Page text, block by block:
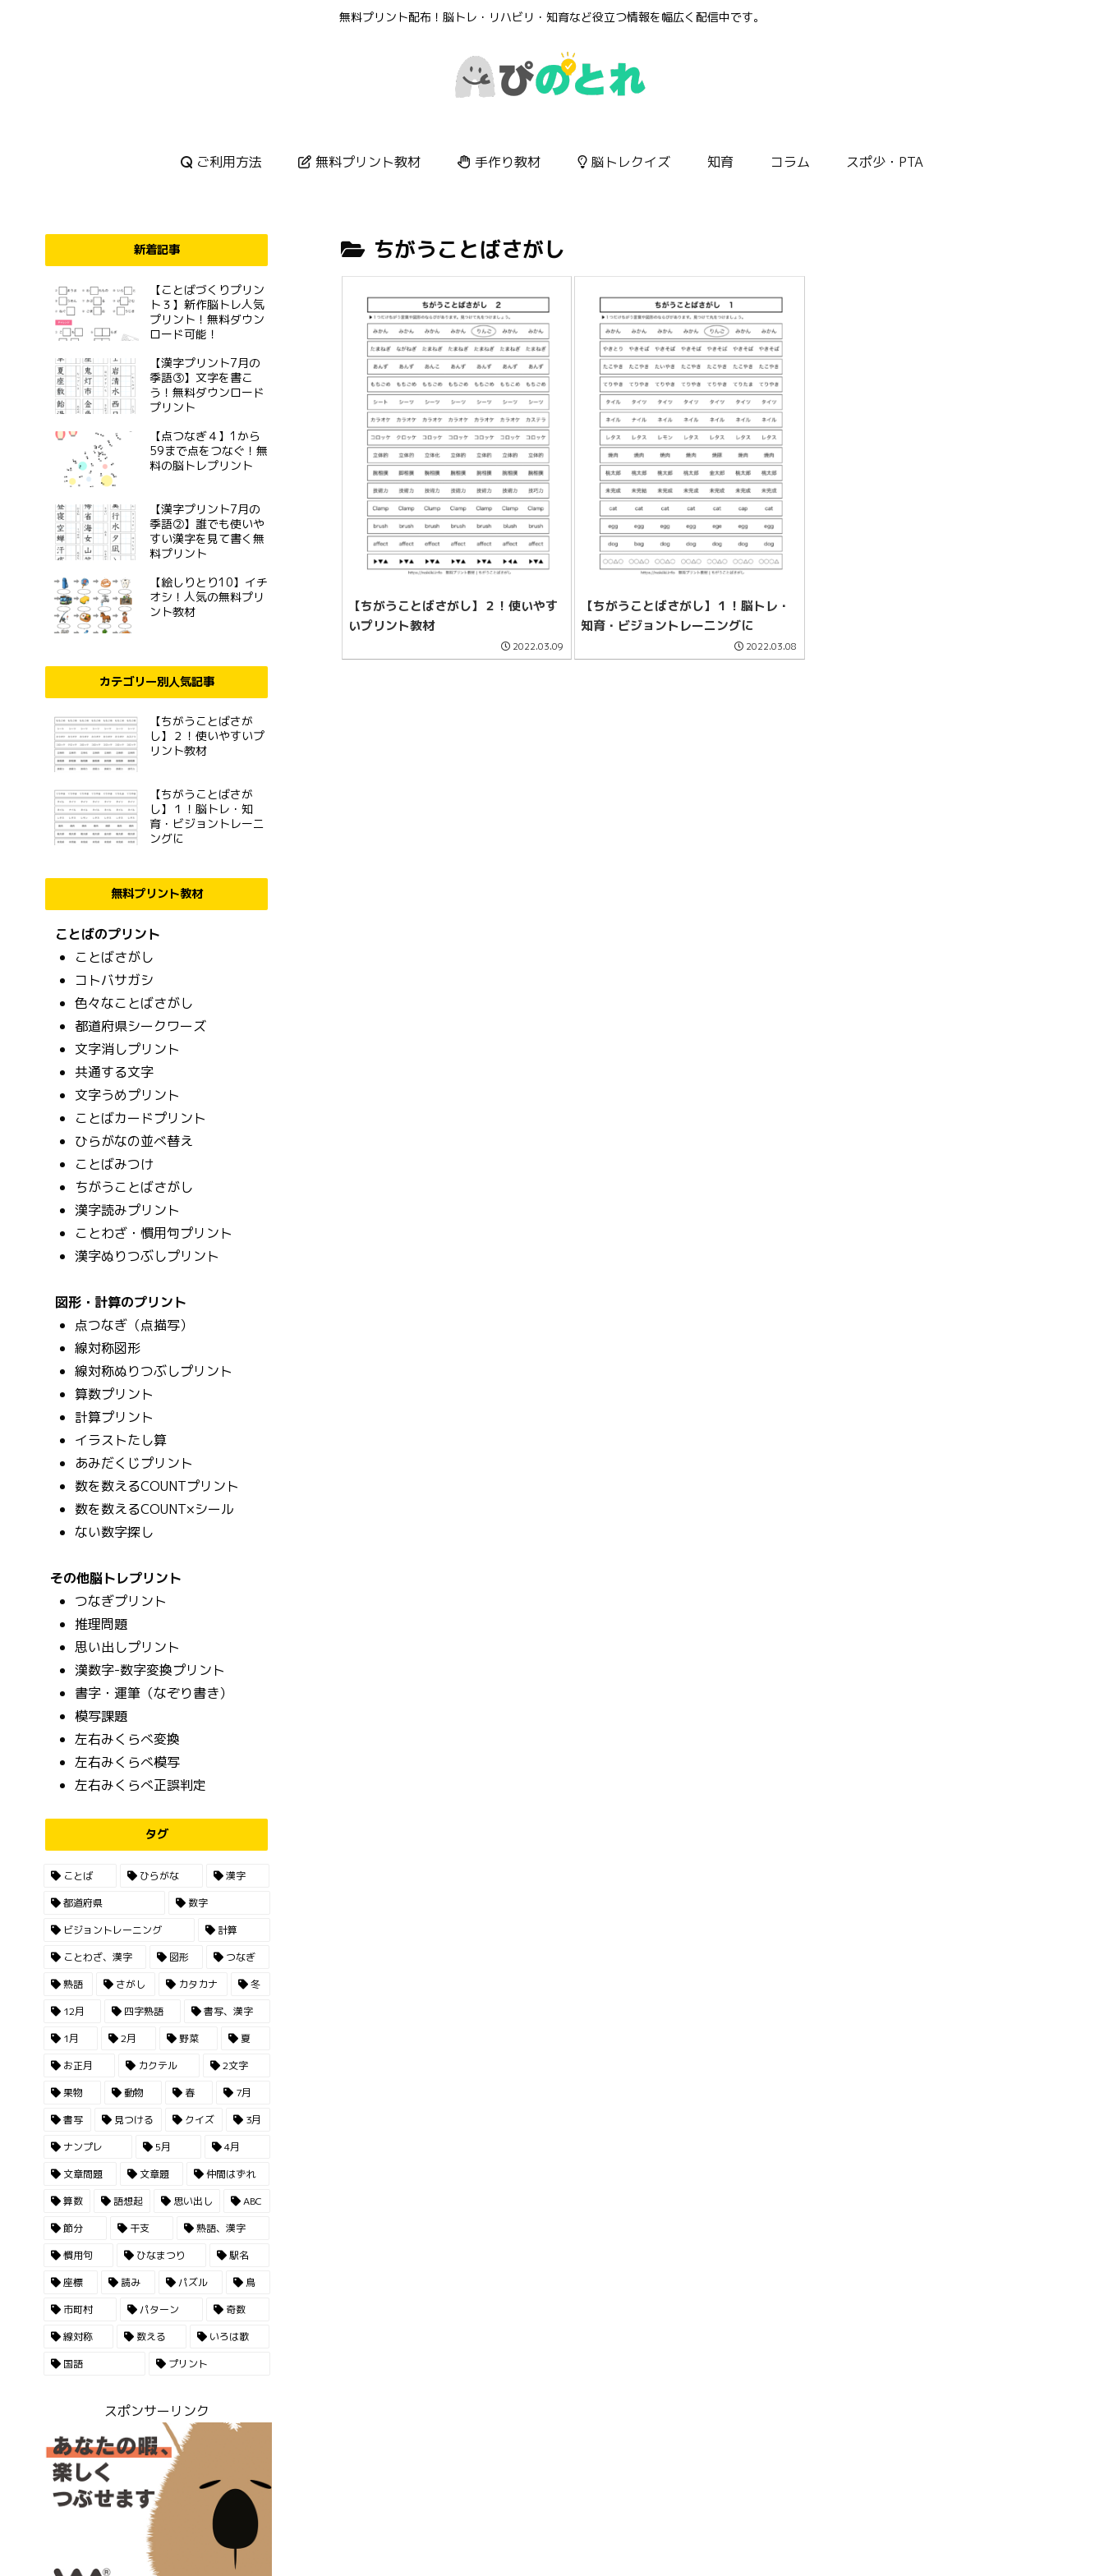
無料プリント配布！脳トレ・リハビリ・知育など役立つ情報を幅広く配信中です。
ご利用方法 無料プリント教材 手作り教材 脳トレクイズ 知育 コラム スポ少・PTA
ちがうことばさがし
【ちがうことばさがし】２！使いやす
いプリント教材
2022.03.09
【ちがうことばさがし】１！脳トレ・
知育・ビジョントレーニングに
2022.03.08
新着記事
【ことばづくりプリン
ト３】新作脳トレ人気
プリント！無料ダウン
ロード可能！
【漢字プリント7月の
季語③】文字を書こ
う！無料ダウンロード
プリント
【点つなぎ４】1から
59まで点をつなぐ！無
料の脳トレプリント
【漢字プリント7月の
季語②】誰でも使いや
すい漢字を見て書く無
料プリント
【絵しりとり10】イチ
オシ！人気の無料プリ
ント教材
カテゴリー別人気記事
【ちがうことばさが
し】２！使いやすいプ
リント教材
【ちがうことばさが
し】１！脳トレ・知
育・ビジョントレーニ
ングに
無料プリント教材
ことばのプリント
ことばさがし
コトバサガシ
色々なことばさがし
都道府県シークワーズ
文字消しプリント
共通する文字
文字うめプリント
ことばカードプリント
ひらがなの並べ替え
ことばみつけ
ちがうことばさがし
漢字読みプリント
ことわざ・慣用句プリント
漢字ぬりつぶしプリント
図形・計算のプリント
点つなぎ（点描写）
線対称図形
線対称ぬりつぶしプリント
算数プリント
計算プリント
イラストたし算
あみだくじプリント
数を数えるCOUNTプリント
数を数えるCOUNT×シール
ない数字探し
その他脳トレプリント
つなぎプリント
推理問題
思い出しプリント
漢数字-数字変換プリント
書字・運筆（なぞり書き）
模写課題
左右みくらべ変換
左右みくらべ模写
左右みくらべ正誤判定
タグ
ことば ひらがな
漢字
都道府県
数字
ビジョントレーニング
計算
ことわざ、漢字
図形
つなぎ
熟語
さがし カタカナ
冬
12月
四字熟語
書写、漢字
1月
2月 野菜
夏
お正月
カクテル
2文字
果物
動物 春
7月
書写
見つける クイズ
3月
ナンプレ
5月
4月
文章問題
文章題
仲間はずれ
算数
語想起 思い出し
ABC
節分
干支
熟語、漢字
慣用句
ひなまつり
駅名
座標
読み パズル
鳥
市町村
パターン
奇数
線対称
数える
いろは歌
国語
プリント
スポンサーリンク